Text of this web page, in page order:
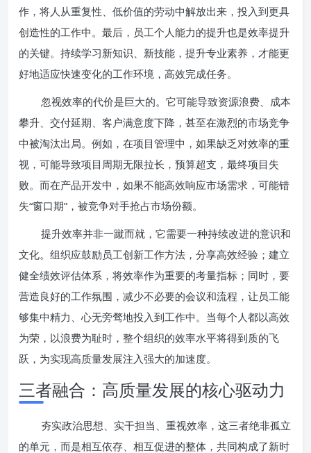
作，将人从重复性、低价值的劳动中解放出来，投入到更具
创造性的工作中。最后，员工个人能力的提升也是效率提升
的关键。持续学习新知识、新技能，提升专业素养，才能更
好地适应快速变化的工作环境，高效完成任务。
忽视效率的代价是巨大的。它可能导致资源浪费、成本
攀升、交付延期、客户满意度下降，甚至在激烈的市场竞争
中被淘汰出局。例如，在项目管理中，如果缺乏对效率的重
视，可能导致项目周期无限拉长，预算超支，最终项目失
败。而在产品开发中，如果不能高效响应市场需求，可能错
失“窗口期”，被竞争对手抢占市场份额。
提升效率并非一蹴而就，它需要一种持续改进的意识和
文化。组织应鼓励员工创新工作方法，分享高效经验；建立
健全绩效评估体系，将效率作为重要的考量指标；同时，要
营造良好的工作氛围，减少不必要的会议和流程，让员工能
够集中精力、心无旁骛地投入到工作中。当每个人都以高效
为荣，以浪费为耻时，整个组织的效率水平将得到质的飞
跃，为实现高质量发展注入强大的加速度。
三者融合：高质量发展的核心驱动力
夯实政治思想、实干担当、重视效率，这三者绝非孤立
的单元，而是相互依存、相互促进的整体，共同构成了新时